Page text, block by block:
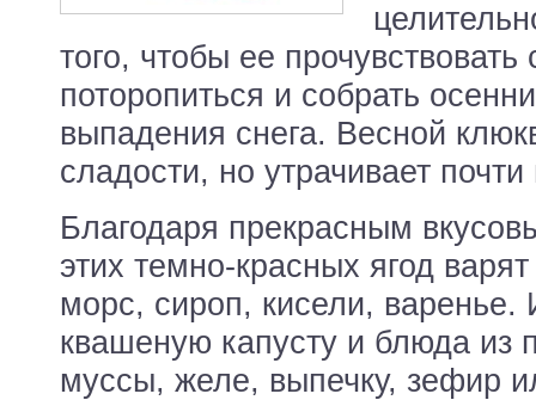
того, чтобы ее прочувствовать
поторопиться и собрать
выпадения снега. Весной
сладости, но утрачивает
Благодаря прекрасным
этих темно-красных ягод
морс, сироп, кисели,
квашеную капусту и блюда из
муссы, желе, выпечку, зефир